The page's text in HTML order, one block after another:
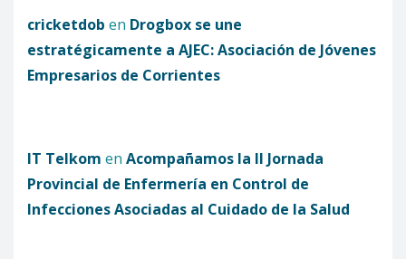
cricketdob en Drogbox se une
estratégicamente a AJEC: Asociación de Jóvenes
Empresarios de Corrientes
IT Telkom en Acompañamos la II Jornada
Provincial de Enfermería en Control de
Infecciones Asociadas al Cuidado de la Salud